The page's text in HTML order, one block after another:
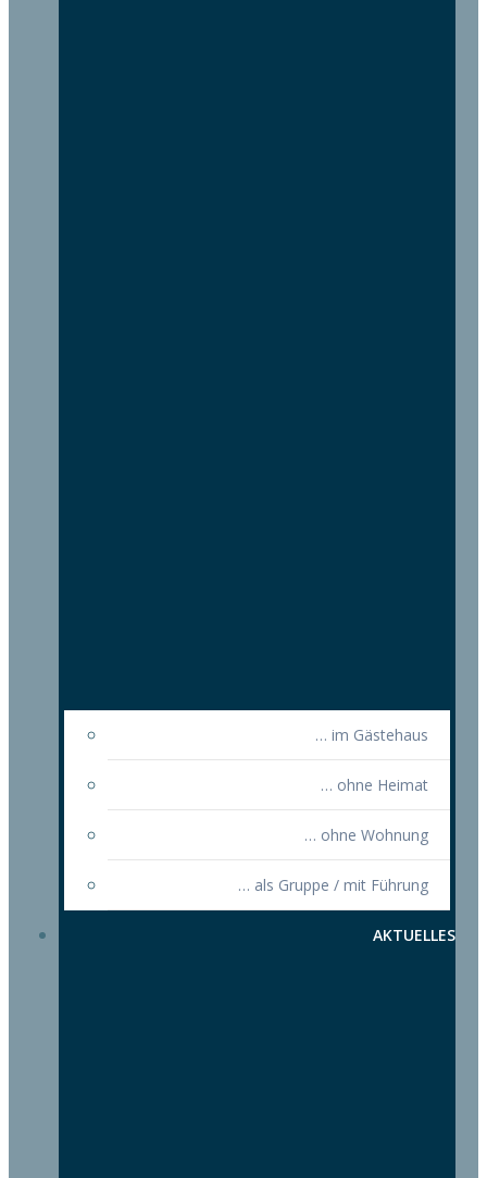
… im Gästehaus
… ohne Heimat
… ohne Wohnung
… als Gruppe / mit Führung
AKTUELLES